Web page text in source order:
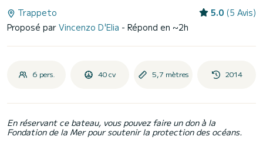
Trappeto 5.0 (5 Avis)
Proposé par Vincenzo D'Elia - Répond en ~2h
6 pers. 40 cv 5,7 mètres 2014
En réservant ce bateau, vous pouvez faire un don à la
Fondation de la Mer pour soutenir la protection des océans.